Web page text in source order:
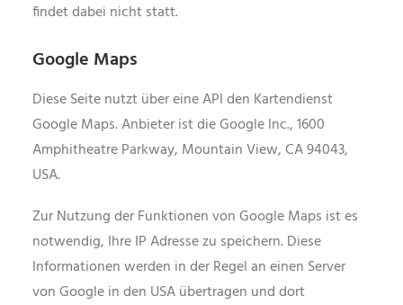
findet dabei nicht statt.
Google Maps
Diese Seite nutzt über eine API den Kartendienst
Google Maps. Anbieter ist die Google Inc., 1600
Amphitheatre Parkway, Mountain View, CA 94043,
USA.
Zur Nutzung der Funktionen von Google Maps ist es
notwendig, Ihre IP Adresse zu speichern. Diese
Informationen werden in der Regel an einen Server
von Google in den USA übertragen und dort